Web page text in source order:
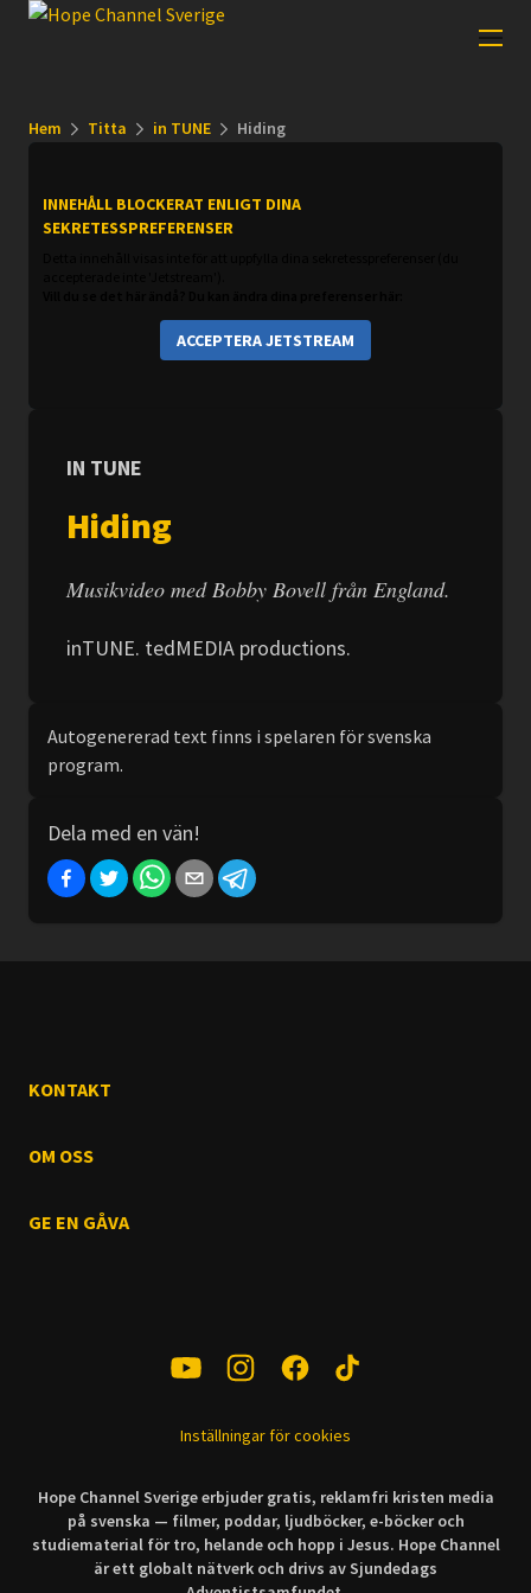
Hem Titta in TUNE Hiding
INNEHÅLL BLOCKERAT ENLIGT DINA
SEKRETESSPREFERENSER
ACCEPTERA JETSTREAM
IN TUNE
Hiding
Musikvideo med Bobby Bovell från England.
inTUNE. tedMEDIA productions.
Autogenererad text finns i spelaren för svenska
program.
Dela med en vän!
KONTAKT
OM OSS
GE EN GÅVA
Inställningar för cookies
Hope Channel Sverige erbjuder gratis, reklamfri kristen media
på svenska — filmer, poddar, ljudböcker, e-böcker och
studiematerial för tro, helande och hopp i Jesus. Hope Channel
är ett globalt nätverk och drivs av Sjundedags